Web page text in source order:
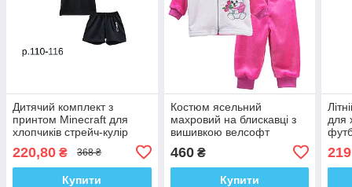
Дитячий комплект з
принтом Minecraft для
хлопчиків стрейч-кулір
220,80 ₴ 368 ₴
Купити
Костюм ясельний
махровий на блискавці з
вишивкою велсофт
460₴
Купити
для